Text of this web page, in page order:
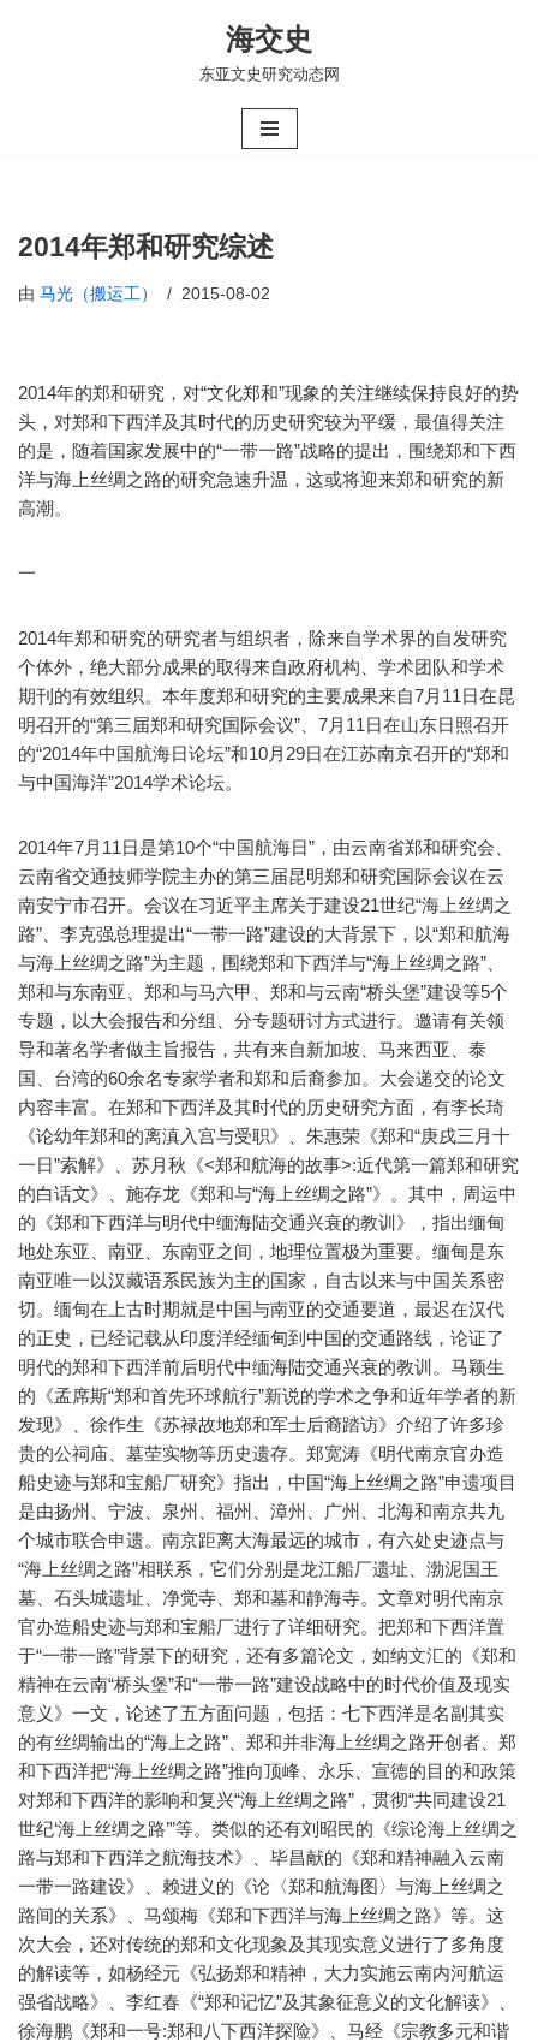
海交史
东亚文史研究动态网
2014年郑和研究综述
由 马光（搬运工） 2015-08-02
2014年的郑和研究，对“文化郑和”现象的关注继续保持良好的势
头，对郑和下西洋及其时代的历史研究较为平缓，最值得关注
的是，随着国家发展中的“一带一路”战略的提出，围绕郑和下西
洋与海上丝绸之路的研究急速升温，这或将迎来郑和研究的新
高潮。
一
2014年郑和研究的研究者与组织者，除来自学术界的自发研究
个体外，绝大部分成果的取得来自政府机构、学术团队和学术
期刊的有效组织。本年度郑和研究的主要成果来自7月11日在昆
明召开的“第三届郑和研究国际会议”、7月11日在山东日照召开
的“2014年中国航海日论坛”和10月29日在江苏南京召开的“郑和
与中国海洋”2014学术论坛。
2014年7月11日是第10个“中国航海日”，由云南省郑和研究会、
云南省交通技师学院主办的第三届昆明郑和研究国际会议在云
南安宁市召开。会议在习近平主席关于建设21世纪“海上丝绸之
路”、李克强总理提出“一带一路”建设的大背景下，以“郑和航海
与海上丝绸之路”为主题，围绕郑和下西洋与“海上丝绸之路”、
郑和与东南亚、郑和与马六甲、郑和与云南“桥头堡”建设等5个
专题，以大会报告和分组、分专题研讨方式进行。邀请有关领
导和著名学者做主旨报告，共有来自新加坡、马来西亚、泰
国、台湾的60余名专家学者和郑和后裔参加。大会递交的论文
内容丰富。在郑和下西洋及其时代的历史研究方面，有李长琦
《论幼年郑和的离滇入宫与受职》、朱惠荣《郑和“庚戌三月十
一日”索解》、苏月秋《<郑和航海的故事>:近代第一篇郑和研究
的白话文》、施存龙《郑和与“海上丝绸之路”》。其中，周运中
的《郑和下西洋与明代中缅海陆交通兴衰的教训》，指出缅甸
地处东亚、南亚、东南亚之间，地理位置极为重要。缅甸是东
南亚唯一以汉藏语系民族为主的国家，自古以来与中国关系密
切。缅甸在上古时期就是中国与南亚的交通要道，最迟在汉代
的正史，已经记载从印度洋经缅甸到中国的交通路线，论证了
明代的郑和下西洋前后明代中缅海陆交通兴衰的教训。马颖生
的《孟席斯“郑和首先环球航行”新说的学术之争和近年学者的新
发现》、徐作生《苏禄故地郑和军士后裔踏访》介绍了许多珍
贵的公祠庙、墓茔实物等历史遗存。郑宽涛《明代南京官办造
船史迹与郑和宝船厂研究》指出，中国“海上丝绸之路”申遗项目
是由扬州、宁波、泉州、福州、漳州、广州、北海和南京共九
个城市联合申遗。南京距离大海最远的城市，有六处史迹点与
“海上丝绸之路”相联系，它们分别是龙江船厂遗址、渤泥国王
墓、石头城遗址、净觉寺、郑和墓和静海寺。文章对明代南京
官办造船史迹与郑和宝船厂进行了详细研究。把郑和下西洋置
于“一带一路”背景下的研究，还有多篇论文，如纳文汇的《郑和
精神在云南“桥头堡”和“一带一路”建设战略中的时代价值及现实
意义》一文，论述了五方面问题，包括：七下西洋是名副其实
的有丝绸输出的“海上之路”、郑和并非海上丝绸之路开创者、郑
和下西洋把“海上丝绸之路”推向顶峰、永乐、宣德的目的和政策
对郑和下西洋的影响和复兴“海上丝绸之路”，贯彻“共同建设21
世纪‘海上丝绸之路’”等。类似的还有刘昭民的《综论海上丝绸之
路与郑和下西洋之航海技术》、毕昌献的《郑和精神融入云南
一带一路建设》、赖进义的《论〈郑和航海图〉与海上丝绸之
路间的关系》、马颂梅《郑和下西洋与海上丝绸之路》等。这
次大会，还对传统的郑和文化现象及其现实意义进行了多角度
的解读等，如杨经元《弘扬郑和精神，大力实施云南内河航运
强省战略》、李红春《“郑和记忆”及其象征意义的文化解读》、
徐海鹏《郑和一号:郑和八下西洋探险》、马经《宗教多元和谐